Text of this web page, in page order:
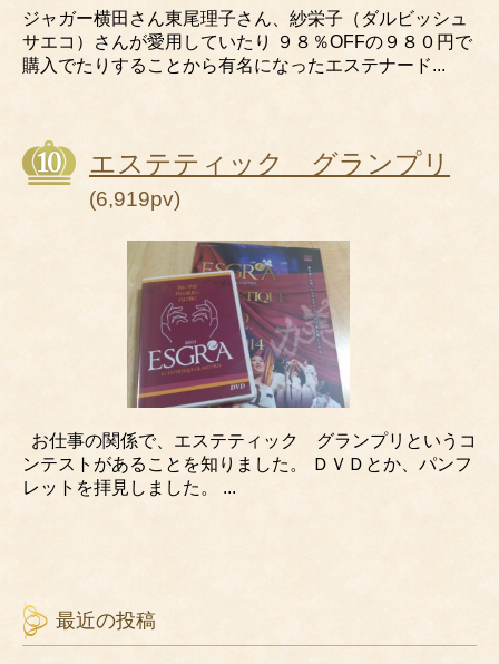
ジャガー横田さん東尾理子さん、紗栄子（ダルビッシュ
サエコ）さんが愛用していたり ９８％OFFの９８０円で
購入でたりすることから有名になったエステナード...
エステティック グランプリ
(6,919pv)
お仕事の関係で、エステティック グランプリというコ
ンテストがあることを知りました。 ＤＶＤとか、パンフ
レットを拝見しました。 ...
最近の投稿